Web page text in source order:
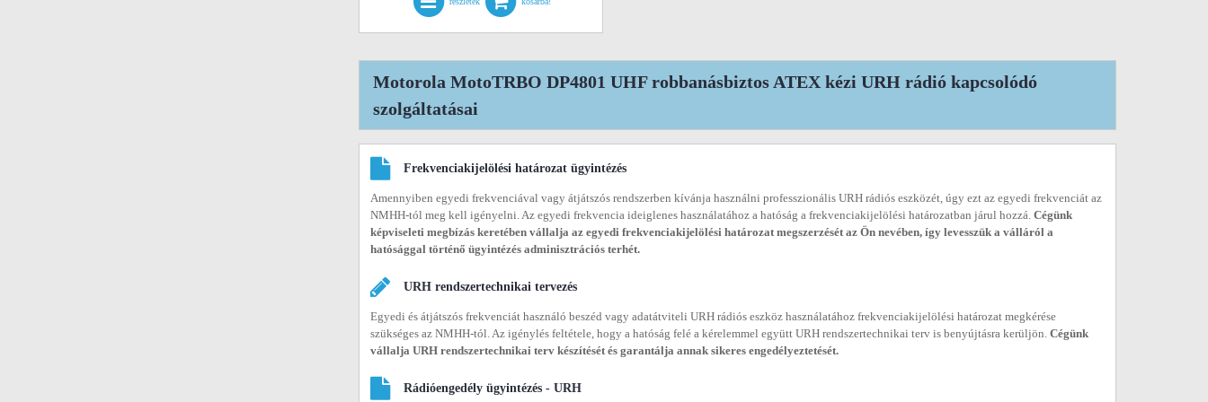
Motorola MotoTRBO DP4801 UHF robbanásbiztos ATEX kézi URH rádió kapcsolódó
szolgáltatásai
Frekvenciakijelölési határozat ügyintézés
Amennyiben egyedi frekvenciával vagy átjátszós rendszerben kívánja használni professzionális URH rádiós eszközét, úgy ezt az egyedi frekvenciát az
NMHH-tól meg kell igényelni. Az egyedi frekvencia ideiglenes használatához a hatóság a frekvenciakijelölési határozatban járul hozzá. Cégünk
képviseleti megbízás keretében vállalja az egyedi frekvenciakijelölési határozat megszerzését az Ön nevében, így levesszük a válláról a
hatósággal történő ügyintézés adminisztrációs terhét.
URH rendszertechnikai tervezés
Egyedi és átjátszós frekvenciát használó beszéd vagy adatátviteli URH rádiós eszköz használatához frekvenciakijelölési határozat megkérése
szükséges az NMHH-tól. Az igénylés feltétele, hogy a hatóság felé a kérelemmel együtt URH rendszertechnikai terv is benyújtásra kerüljön. Cégünk
vállalja URH rendszertechnikai terv készítését és garantálja annak sikeres engedélyeztetését.
Rádióengedély ügyintézés - URH